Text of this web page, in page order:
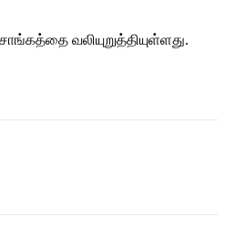
வலியுறுத்தியுள்ளது.